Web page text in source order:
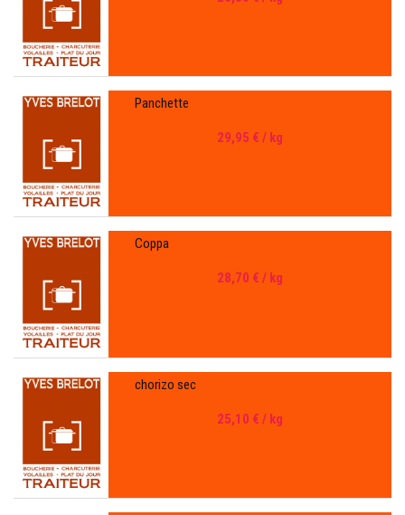
Panchette
29,95 € / kg
Coppa
28,70 € / kg
chorizo sec
25,10 € / kg